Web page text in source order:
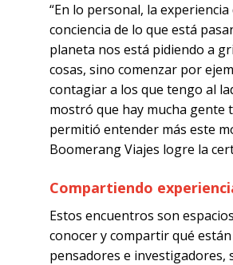
experiencia de haber vivido
mundo, y a comprender que
grandes cosas, sino
al lado”, comparte Agustina
que las cosas mejoren y me
Boomerang Viajes logre la
Compartiendo
haciendo no solo grandes
realizaron talleres muy
emprendedores. “Fue un
Bettina.